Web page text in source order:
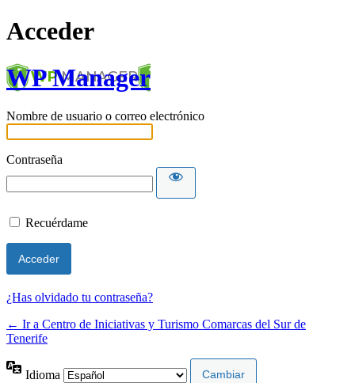
Acceder
WP Manager
Nombre de usuario o correo electrónico
Contraseña
Recuérdame
¿Has olvidado tu contraseña?
← Ir a Centro de Iniciativas y Turismo Comarcas del Sur de
Tenerife
Idioma